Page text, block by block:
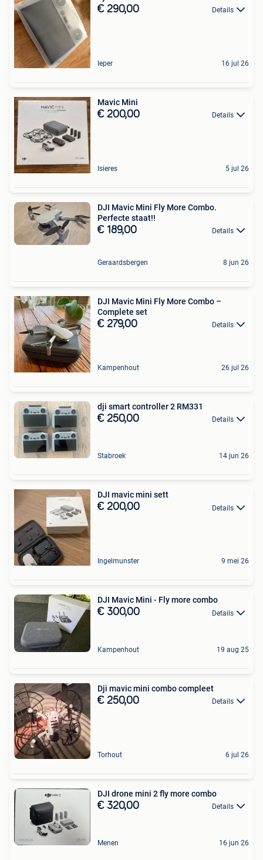
€ 290,00 Details
Ieper 16 jul 26
Mavic Mini
€ 200,00 Details
Isieres 5 jul 26
DJI Mavic Mini Fly More Combo.
Perfecte staat!!
€ 189,00 Details
Geraardsbergen 8 jun 26
DJI Mavic Mini Fly More Combo –
Complete set
€ 279,00 Details
Kampenhout 26 jul 26
dji smart controller 2 RM331
€ 250,00 Details
Stabroek 14 jun 26
DJI mavic mini sett
€ 200,00 Details
Ingelmunster 9 mei 26
DJI Mavic Mini - Fly more combo
€ 300,00 Details
Kampenhout 19 aug 25
Dji mavic mini combo compleet
€ 250,00 Details
Torhout 6 jul 26
DJI drone mini 2 fly more combo
€ 320,00 Details
Menen 16 jun 26